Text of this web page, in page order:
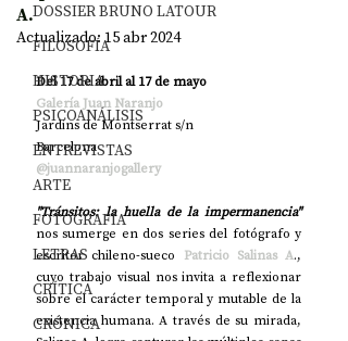
DOSSIER BRUNO LATOUR
FILOSOFÍA
HISTORIA
PSICOANÁLISIS
ENTREVISTAS
ARTE
FOTOGRAFÍA
LETRAS
CRÍTICA
CRÓNICA
A.
Actualizado:15 abr 2024
Del 17 de abril al 17 de mayo
Galería Juan Naranjo
Jardins de Montserrat s/n
Barcelona
@juannaranjogallery
"Tránsitos: la huella de la impermanencia"
nos sumerge en dos series del fotógrafo y
escritor chileno-sueco Patricio Salinas A.,
cuyo trabajo visual nos invita a reflexionar
sobre el carácter temporal y mutable de la
existencia humana. A través de su mirada,